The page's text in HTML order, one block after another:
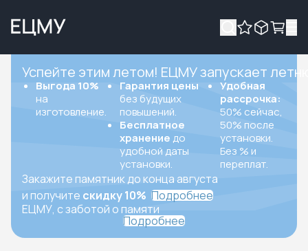
Успейте этим летом! ЕЦМУ запускает
Выгода 10%
на
изготовление.
Гарантия цены
без будущих
повышений.
Бесплатное
хранение до
удобной даты
установки.
Удобная
рассрочка:
50% сейчас,
50% после
установки.
Без % и
переплат.
Закажите памятник до конца августа
и получите скидку 10% Подробнее
ЕЦМУ, с заботой о памяти
Подробнее